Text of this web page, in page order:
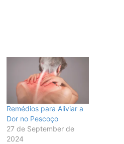
Remédios para Aliviar a
Dor no Pescoço
27 de September de
2024